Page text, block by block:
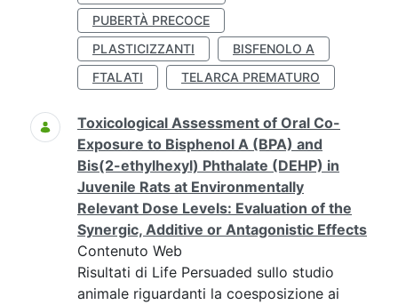
PUBERTÀ PRECOCE
PLASTICIZZANTI
BISFENOLO A
FTALATI
TELARCA PREMATURO
Toxicological Assessment of Oral Co-
Exposure to Bisphenol A (BPA) and
Bis(2-ethylhexyl) Phthalate (DEHP) in
Juvenile Rats at Environmentally
Relevant Dose Levels: Evaluation of the
Synergic, Additive or Antagonistic Effects
Contenuto Web
Risultati di Life Persuaded sullo studio
animale riguardanti la coesposizione ai